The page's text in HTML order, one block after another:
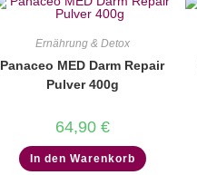
Ernährung & Detox
Panaceo MED Darm Repair
Pulver 400g
64,90 €
In den Warenkorb